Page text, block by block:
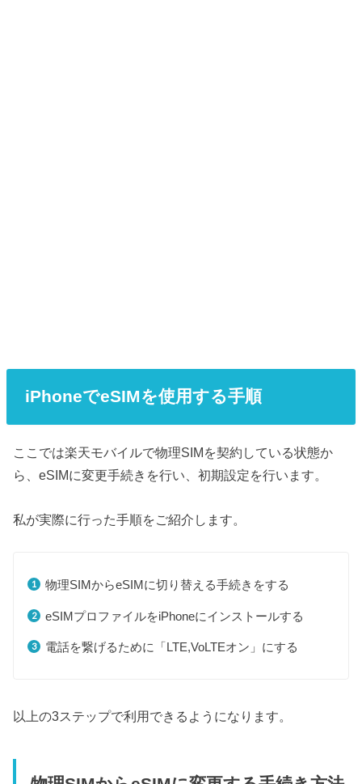
iPhoneでeSIMを使用する手順
ここでは楽天モバイルで物理SIMを契約している状態か
ら、eSIMに変更手続きを行い、初期設定を行います。
私が実際に行った手順をご紹介します。
物理SIMからeSIMに切り替える手続きをする
eSIMプロファイルをiPhoneにインストールする
電話を繋げるために「LTE,VoLTEオン」にする
以上の3ステップで利用できるようになります。